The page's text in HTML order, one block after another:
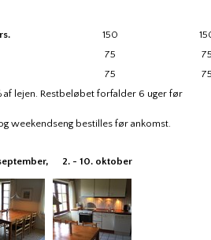
150
75
75
lejen. Restbeløbet forfalder 6 uger før
weekendseng bestilles før ankomst.
2. - 10. oktober